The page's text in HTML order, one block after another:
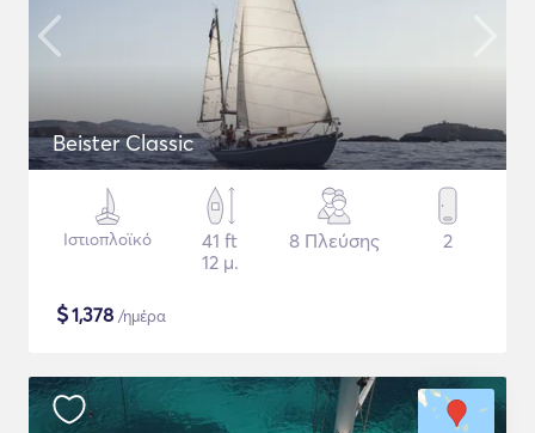
Beister Classic
Ιστιοπλοϊκό
41 ft
12 μ.
8 Πλεύσης 2
$1,378 /ημέρα